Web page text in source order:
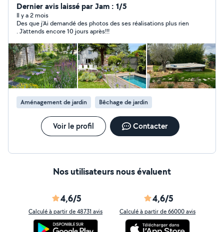
(entretien) et vos projets de créations (Devis avec ou
sans option (une palette végétale, et un moodboard).
Je suis spécialisé dans la reconnaissance de végétaux.
Mes réalisations sont très souvent basées sur le végétal
et sur toutes ces formes (voir mes créations sur mon
profil). Mes aménagements paysagers concernent : les
jardins, les terrasses, les balcons filants, les patios, et
les rooftops. Je réalise des terrasses bois, des pergolas,
des bacs potagers, l'installation d'arrosage automatique
et d'éclairage, mise en place de bacs et poteries, et
surtout des plantations avec une palette végétal
adaptés à votre lieu mélangé à vos envies. Nolan
Instagram : nolan.rbc
Dernier avis laissé par Jam : 1/5
Il y a 2 mois
Des que j’Ai demandé des photos des ses réalisations plus rien
. J’attends encore 10 jours après!!!
Aménagement de jardin Bêchage de jardin
Voir le profil Contacter
Nos utilisateurs nous évaluent
4,6/5
Calculé à partir de 48731 avis
4,6/5
Calculé à partir de 66000 avis